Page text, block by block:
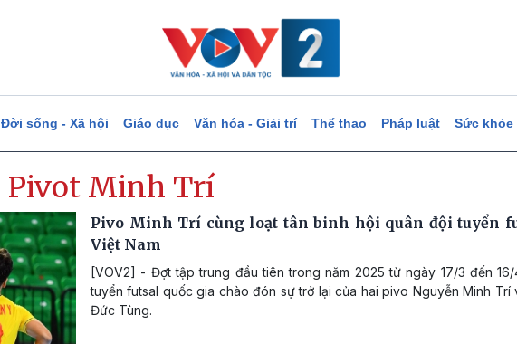
Đời sống - Xã hội Giáo dục Văn hóa - Giải trí Thể thao Pháp luật Sức khỏe
Pivot Minh Trí
Pivo Minh Trí cùng loạt tân binh hội quân đội tuyển
Việt Nam
[VOV2] - Đợt tập trung đầu tiên trong năm 2025 từ ngày 17/3 đến 16/
tuyển futsal quốc gia chào đón sự trở lại của hai pivo Nguyễn Minh Trí
Đức Tùng.